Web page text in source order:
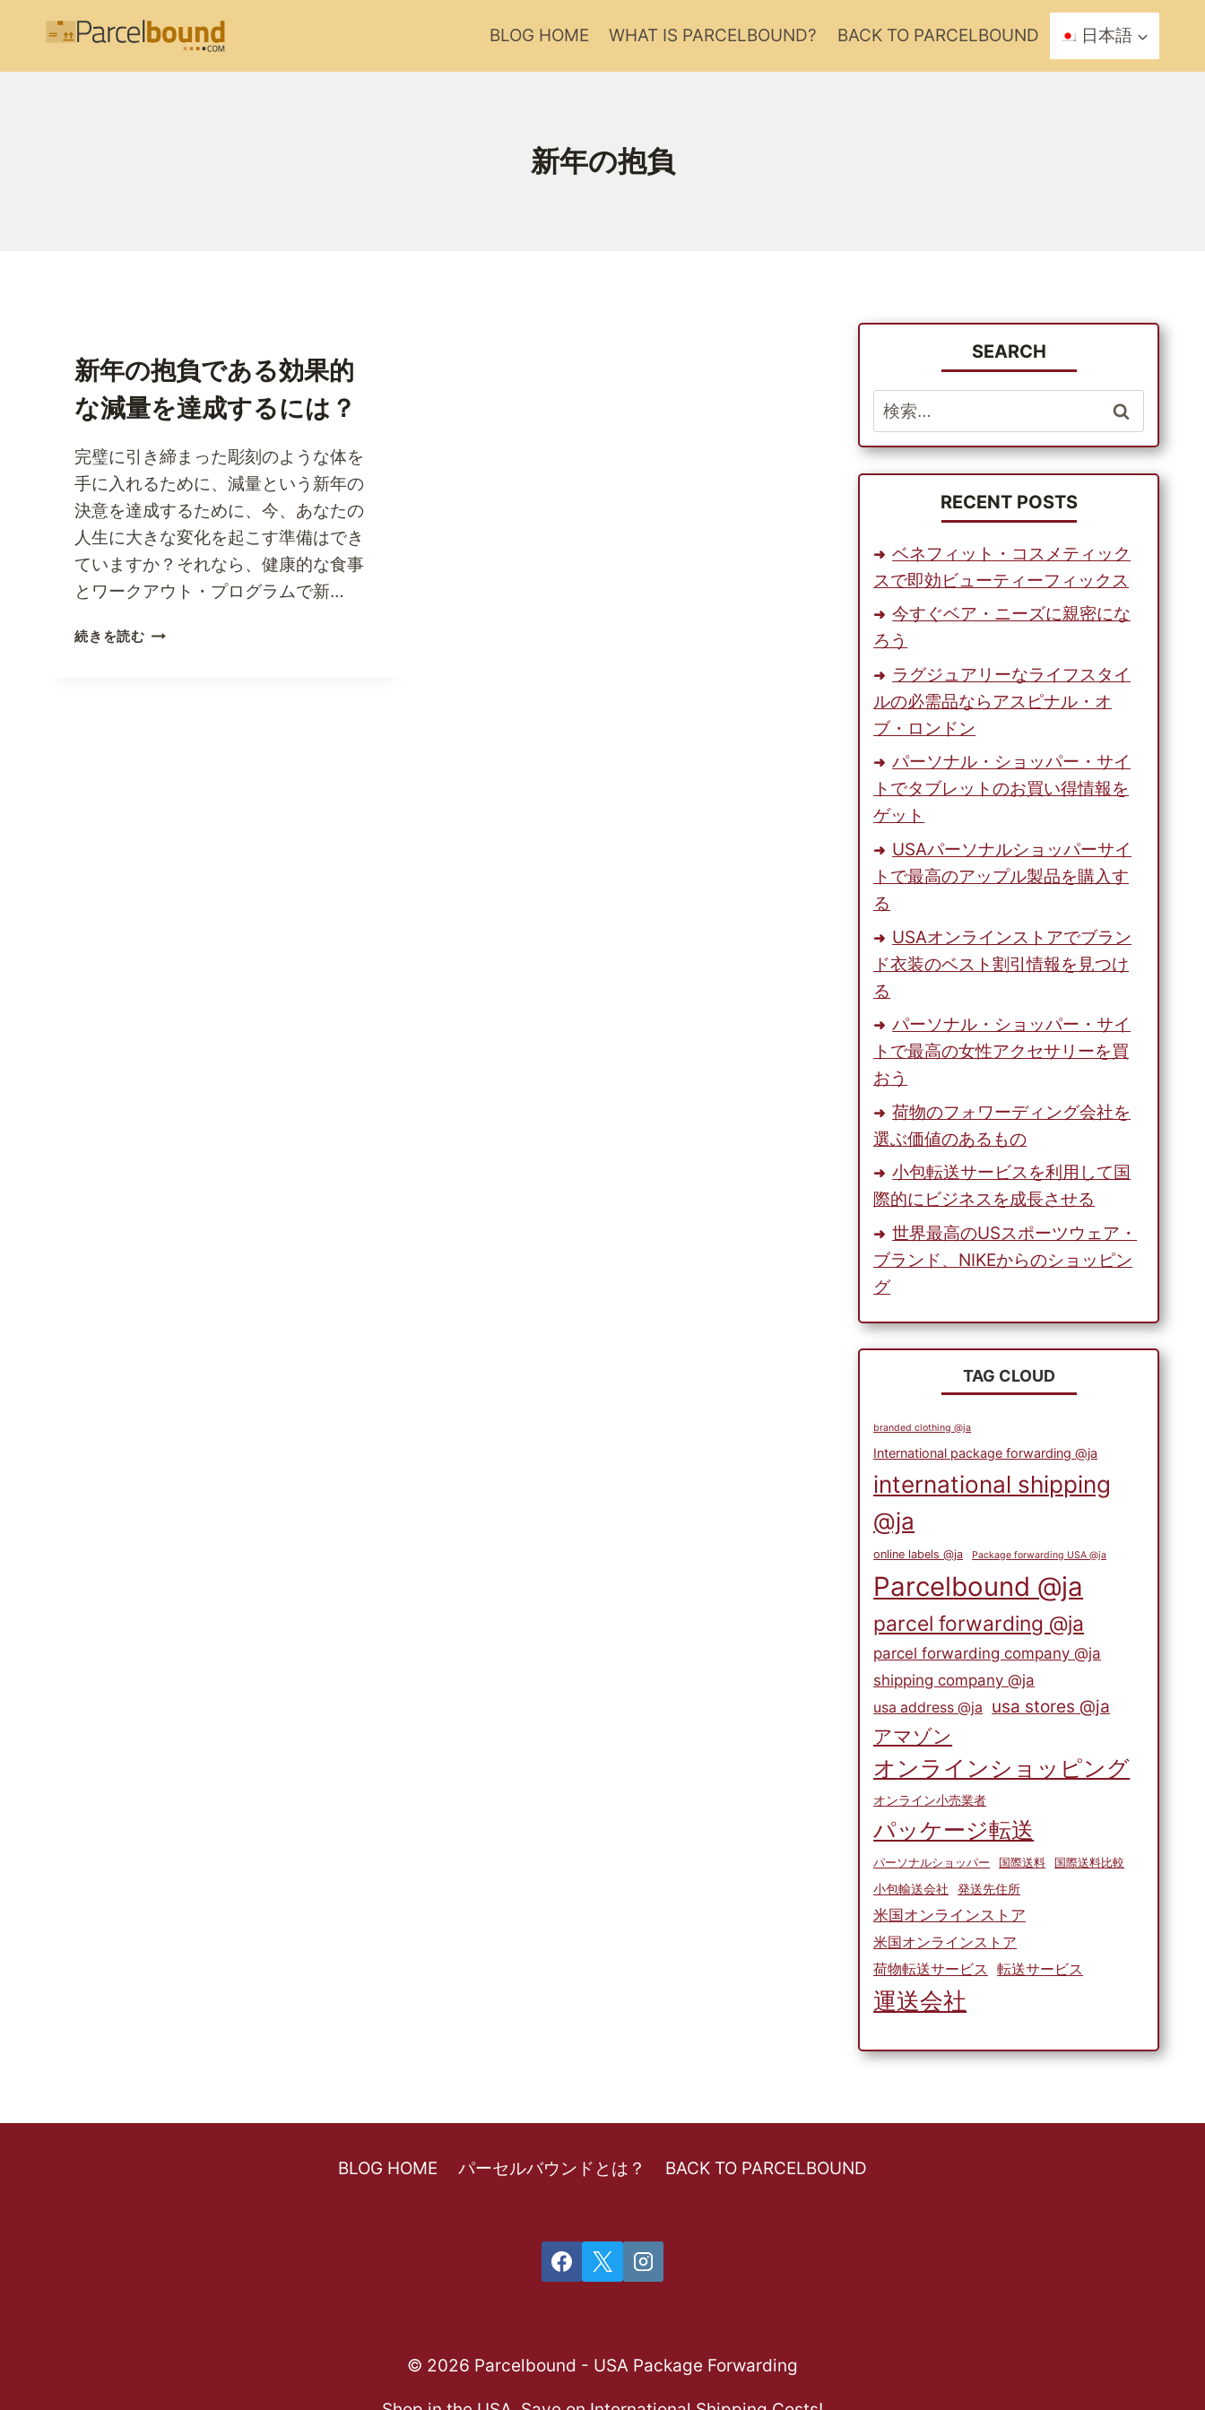
BLOG HOME WHAT IS PARCELBOUND? BACK TO PARCELBOUND 日本語
新年の抱負
新年の抱負である効果的
な減量を達成するには？
完璧に引き締まった彫刻のような体を
手に入れるために、減量という新年の
決意を達成するために、今、あなたの
人生に大きな変化を起こす準備はでき
ていますか？それなら、健康的な食事
とワークアウト・プログラムで新…
続きを読む新
SEARCH
検
索:
RECENT POSTS
ベネフィット・コスメティック
スで即効ビューティーフィックス
今すぐベア・ニーズに親密にな
ろう
ラグジュアリーなライフスタイ
ルの必需品ならアスピナル・オ
ブ・ロンドン
パーソナル・ショッパー・サイ
トでタブレットのお買い得情報を
ゲット
USAパーソナルショッパーサイ
トで最高のアップル製品を購入す
る
USAオンラインストアでブラン
ド衣装のベスト割引情報を見つけ
る
パーソナル・ショッパー・サイ
トで最高の女性アクセサリーを買
おう
荷物のフォワーディング会社を
選ぶ価値のあるもの
小包転送サービスを利用して国
際的にビジネスを成長させる
世界最高のUSスポーツウェア・
ブランド、NIKEからのショッピン
グ
TAG CLOUD
branded clothing @ja
International package forwarding @ja
international shipping
@ja
online labels @ja Package forwarding USA @ja
Parcelbound @ja
parcel forwarding @ja
parcel forwarding company @ja
shipping company @ja
usa address @ja usa stores @ja
アマゾン
オンラインショッピング
オンライン小売業者
パッケージ転送
パーソナルショッパー 国際送料 国際送料比較
小包輸送会社 発送先住所
米国オンラインストア
米国オンラインストア
荷物転送サービス
転送サービス
運送会社
BLOG HOME パーセルバウンドとは？ BACK TO PARCELBOUND
© 2026 Parcelbound - USA Package Forwarding